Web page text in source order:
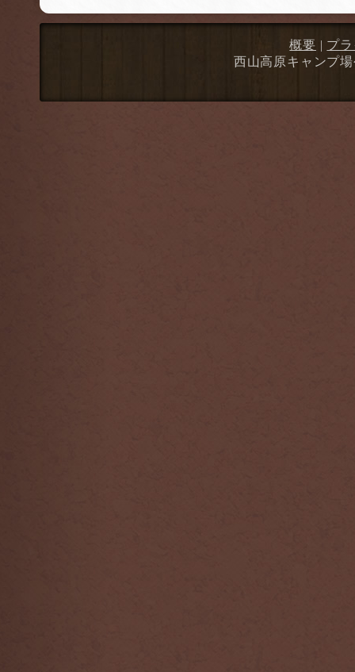
概要 | プ
西山高原キャンプ